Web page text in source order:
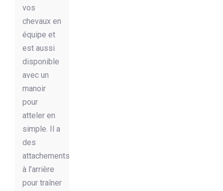
vos
chevaux en
équipe et
est aussi
disponible
avec un
manoir
pour
atteler en
simple. Il a
des
attachements
à l’arrière
pour traîner